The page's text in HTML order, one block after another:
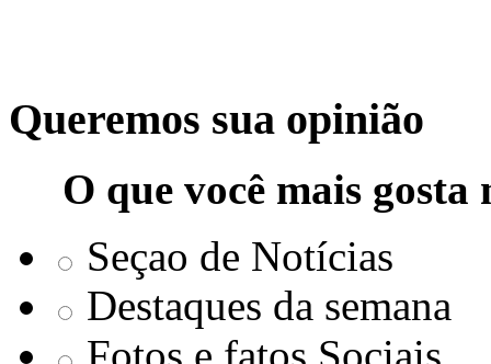
Queremos sua opinião
O que você mais
Seçao de Notícias
Destaques da semana